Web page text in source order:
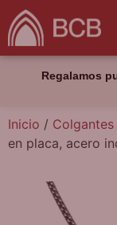
Regalamos
Inicio / Colgantes
en placa, acero